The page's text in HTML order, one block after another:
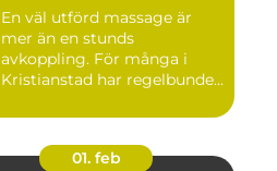
En väl utförd massage är
mer än en stunds
avkoppling. För många i
Kristianstad har regelbunden
01. feb